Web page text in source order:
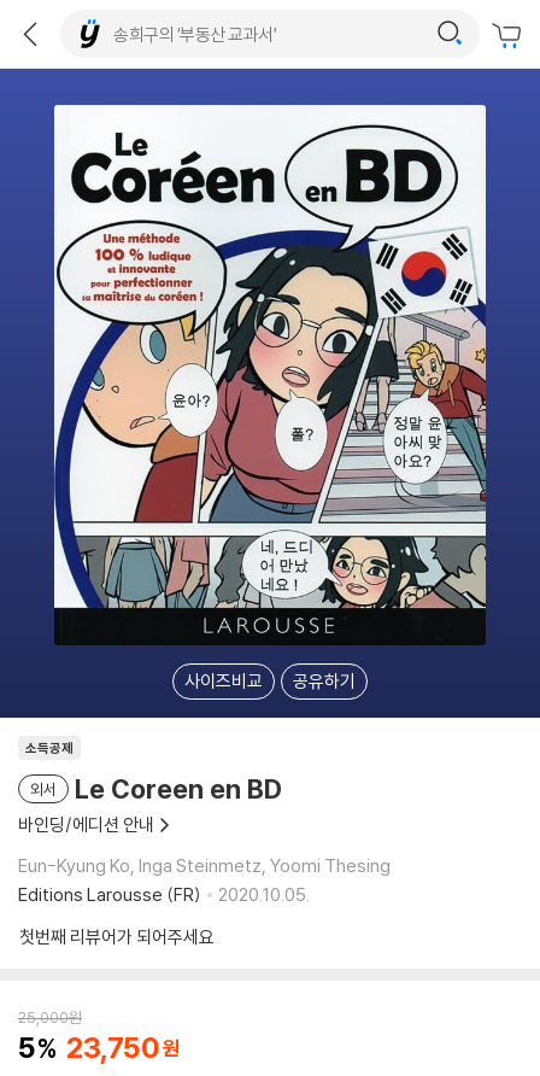
사이즈비교 공유하기
소득공제
외서 Le Coreen en BD
바인딩/에디션 안내
Eun-Kyung Ko, Inga Steinmetz, Yoomi Thesing
Editions Larousse (FR)
2020.10.05.
첫번째 리뷰어가 되어주세요
25,000원
5 23,750